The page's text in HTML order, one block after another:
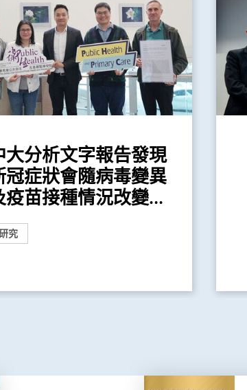
大分析文字報告發現
冠症狀會隨病毒變異
疫苗接種情況改變...
究